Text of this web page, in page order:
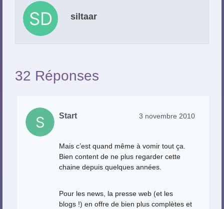
siltaar
32 Réponses
Start 3 novembre 2010
Mais c’est quand même à vomir tout ça.
Bien content de ne plus regarder cette
chaine depuis quelques années.
Pour les news, la presse web (et les
blogs !) en offre de bien plus complètes et